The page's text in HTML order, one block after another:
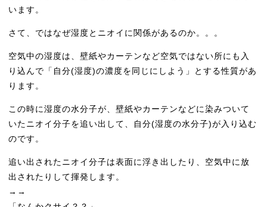
います。
さて、ではなぜ湿度とニオイに関係があるのか。。。
空気中の湿度は、壁紙やカーテンなど空気ではない所にも入
り込んで「自分(湿度)の濃度を同じにしよう」とする性質があ
ります。
この時に湿度の水分子が、壁紙やカーテンなどに染みついて
いたニオイ分子を追い出して、自分(湿度の水分子)が入り込む
のです。
追い出されたニオイ分子は表面に浮き出したり、空気中に放
出されたりして揮発します。
→→